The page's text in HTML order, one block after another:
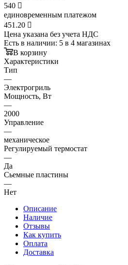
540 
единовременным платежом
451.20 
Цена указана без учета НДС
Есть в наличии: 5 в 4 магазинах
В корзину
Характеристики
Тип
—
Электрогриль
Мощность, Вт
—
2000
Управление
—
механическое
Регулируемый термостат
—
Да
Сьемные пластины
—
Нет
Описание
Наличие
Отзывы
Как купить
Оплата
Доставка